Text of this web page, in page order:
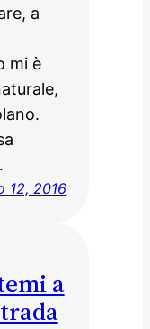
a
mi è
12, 2016
a